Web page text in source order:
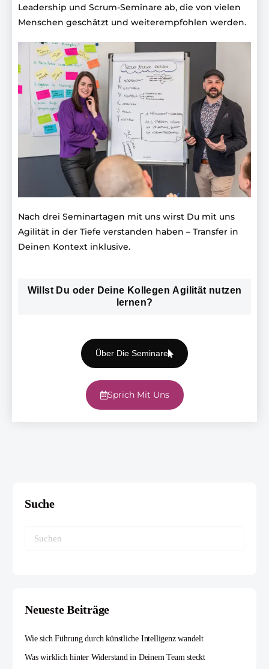
Leadership und Scrum-Seminare ab, die von vielen
Menschen geschätzt und weiterempfohlen werden.
Nach drei Seminartagen mit uns wirst Du mit uns
Agilität in der Tiefe verstanden haben – Transfer in
Deinen Kontext inklusive.
Willst Du oder Deine Kollegen Agilität nutzen
lernen?
Über Die Seminare
Sprich Mit Uns
Suche
Neueste Beiträge
Wie sich Führung durch künstliche Intelligenz wandelt
Was wirklich hinter Widerstand in Deinem Team steckt